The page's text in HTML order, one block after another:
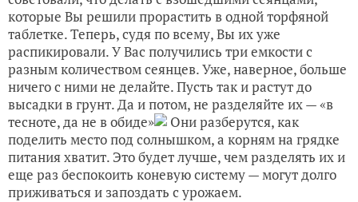
которые Вы решили прорастить в одной торфяной
таблетке. Теперь, судя по всему, Вы их уже
распикировали. У Вас получились три емкости с
разным количеством сеянцев. Уже, наверное, больше
ничего с ними не делайте. Пусть так и растут до
высадки в грунт. Да и потом, не разделяйте их — «в
тесноте, да не в обиде»
Они разберутся, как
поделить место под солнышком, а корням на грядке
питания хватит. Это будет лучше, чем разделять их и
еще раз беспокоить коневую систему — могут долго
приживаться и запоздать с урожаем.